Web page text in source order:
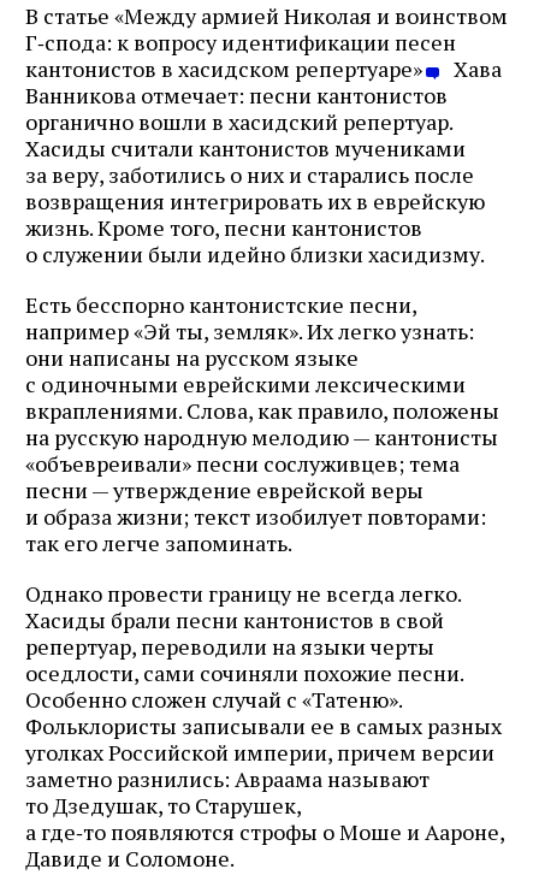
В статье «Между армией Николая и воинством
Г‑спода: к вопросу идентификации песен
кантонистов в хасидском репертуаре»
Хава
Ванникова отмечает: песни кантонистов
органично вошли в хасидский репертуар.
Хасиды считали кантонистов мучениками
за веру, заботились о них и старались после
возвращения интегрировать их в еврейскую
жизнь. Кроме того, песни кантонистов
о служении были идейно близки хасидизму.
Есть бесспорно кантонистские песни,
например «Эй ты, земляк». Их легко узнать:
они написаны на русском языке
с одиночными еврейскими лексическими
вкраплениями. Слова, как правило, положены
на русскую народную мелодию — кантонисты
«объевреивали» песни сослуживцев; тема
песни — утверждение еврейской веры
и образа жизни; текст изобилует повторами:
так его легче запоминать.
Однако провести границу не всегда легко.
Хасиды брали песни кантонистов в свой
репертуар, переводили на языки черты
оседлости, сами сочиняли похожие песни.
Особенно сложен случай с «Татеню».
Фольклористы записывали ее в самых разных
уголках Российской империи, причем версии
заметно разнились: Авраама называют
то Дзедушак, то Старушек,
а где‑то появляются строфы о Моше и Аароне,
Давиде и Соломоне.